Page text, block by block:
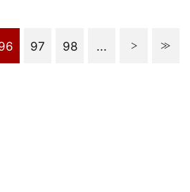
97 98 ...